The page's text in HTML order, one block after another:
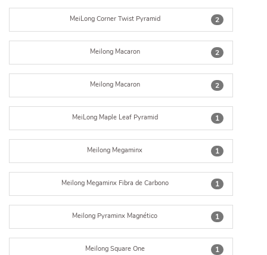
2
MeiLong Corner Twist Pyramid
2
Meilong Macaron
2
Meilong Macaron
1
MeiLong Maple Leaf Pyramid
1
Meilong Megaminx
1
Meilong Megaminx Fibra de Carbono
1
Meilong Pyraminx Magnético
1
Meilong Square One